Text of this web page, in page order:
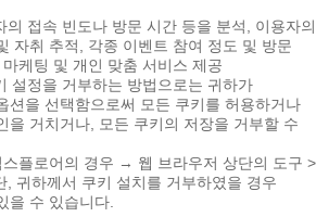
의 접속 빈도나 방문 시간 등을 분석, 이용자의
자취 추적, 각종 이벤트 참여 정도 및 방문
케팅 및 개인 맞춤 서비스 제공
설정을 거부하는 방법으로는 귀하가
션을 선택함으로써 모든 쿠키를 허용하거나
을 거치거나, 모든 쿠키의 저장을 거부할 수
플로어의 경우 → 웹 브라우저 상단의 도구 >
, 귀하께서 쿠키 설치를 거부하였을 경우
을 수 있습니다.